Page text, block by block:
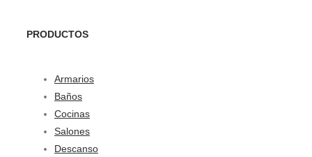
PRODUCTOS
Armarios
Baños
Cocinas
Salones
Descanso